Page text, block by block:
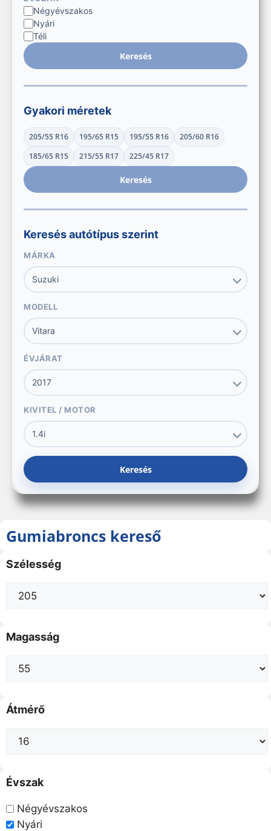
Négyévszakos
Nyári
Téli
Keresés
Gyakori méretek
205/55 R16 195/65 R15 195/55 R16
205/60 R16
185/65 R15
215/55 R17 225/45 R17
Keresés
Keresés autótípus szerint
MÁRKA
MODELL
ÉVJÁRAT
KIVITEL / MOTOR
Keresés
Gumiabroncs kereső
Szélesség
Magasság
Átmérő
Évszak
Négyévszakos
Nyári